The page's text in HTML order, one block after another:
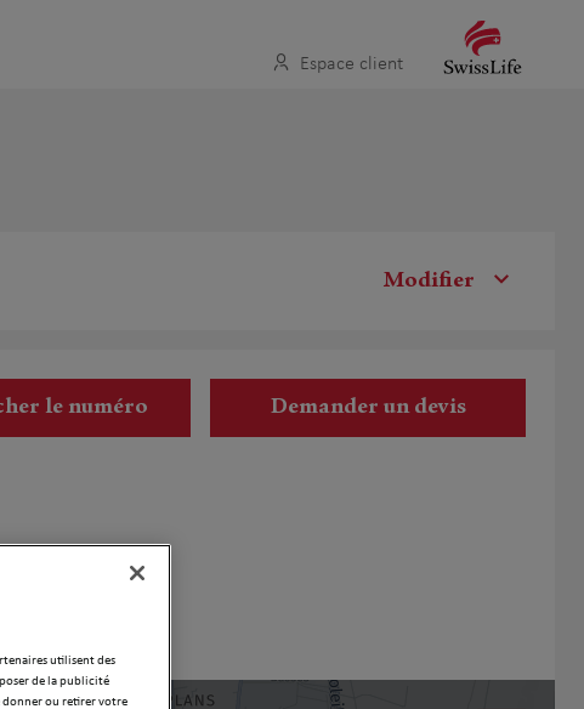
Espace client
Modifier
le numéro Demander un devis
utilisent des
de la publicité
donner ou retirer votre